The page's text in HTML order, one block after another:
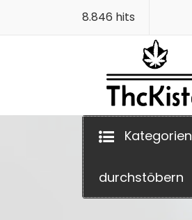
8.846 hits
Finest Quality
Kategorien
durchstöbern